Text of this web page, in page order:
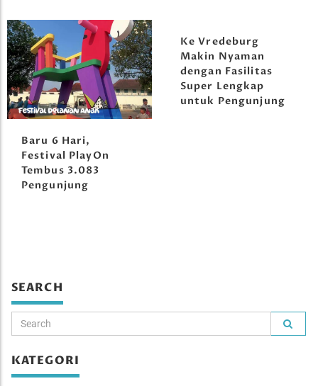
Baru 6 Hari,
Festival PlayOn
Tembus 3.083
Pengunjung
Ke Vredeburg
Makin Nyaman
dengan Fasilitas
Super Lengkap
untuk Pengunjung
SEARCH
KATEGORI